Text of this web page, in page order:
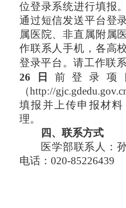
位登录系统进行填报
通过短信发送平台登
属医院、非直属附属
作联系人手机，各高
登录平台。请工作联
26日 前登录项
（http://
填报并上传申报材
理。
四、联系方式
医学部联系人：
电话： 020-85226439
医